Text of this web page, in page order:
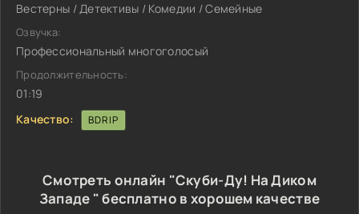
Вестерны / Детективы / Комедии / Семейные
Озвучка:
Профессиональный многоголосый
Продолжительность:
01:19
Качество:
BDRIP
Смотреть онлайн "Скуби-Ду! На Диком
Западе " бесплатно в хорошем качестве